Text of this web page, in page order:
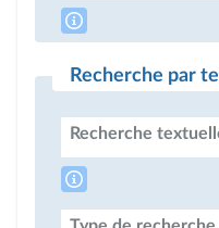
Recherche par
Recherche